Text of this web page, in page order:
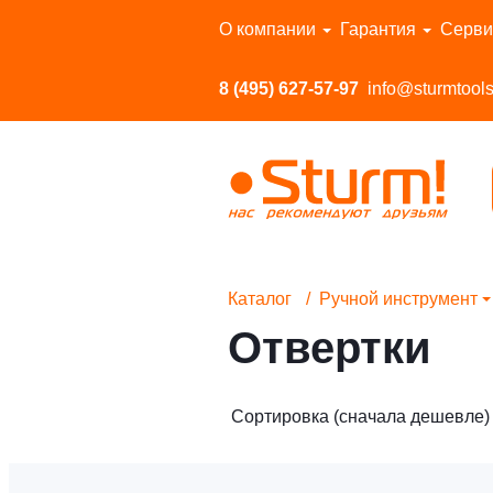
О компании Гарантия
8 (495) 627-57-97
Перейти в каталог
Каталог Ручной инструмент
Отвертки
Сортировка (сначала дешевле)